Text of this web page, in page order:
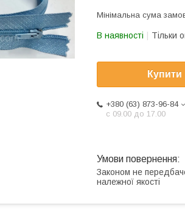
Мінімальна сума
В наявності Тільки
Купити
+380 (63) 873-96-84
с 09.00 до 17.00
Законом не
належної якості